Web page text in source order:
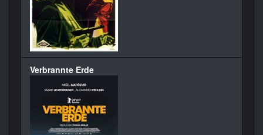
Verbrannte Erde